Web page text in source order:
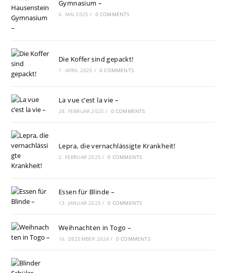
Gymnasium –
6. MAI 2025 / 0 COMMENTS
Die Koffer sind gepackt!
1. APRIL 2025 / 0 COMMENTS
La vue c’est la vie –
28. FEBRUAR 2025 / 0 COMMENTS
Lepra, die vernachlässigte Krankheit!
2. FEBRUAR 2025 / 0 COMMENTS
Essen für Blinde –
13. JANUAR 2025 / 0 COMMENTS
Weihnachten in Togo –
16. DEZEMBER 2024 / 0 COMMENTS